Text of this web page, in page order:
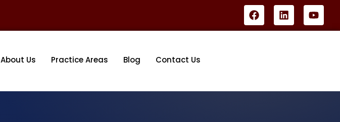
About Us Practice Areas Blog Contact Us